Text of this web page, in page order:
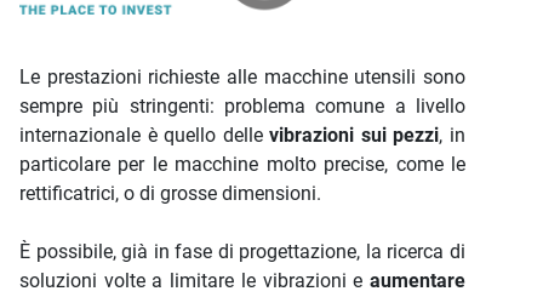
Le prestazioni richieste alle macchine utensili sono
sempre più stringenti: problema comune a livello
internazionale è quello dellevibrazioni sui pezzi, in
particolare per le macchine molto precise, come le
rettificatrici, o di grosse dimensioni.
È possibile, già in fase di progettazione, la ricerca di
soluzioni volte a limitare le vibrazioni e aumentare